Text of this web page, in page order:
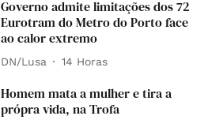
Governo admite limitações dos 72
Eurotram do Metro do Porto face
ao calor extremo
DN/Lusa 14 Horas
Homem mata a mulher e tira a
própra vida, na Trofa